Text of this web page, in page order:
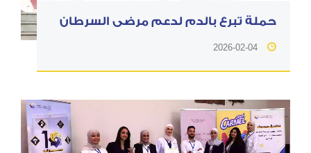
حملة تبرع بالدم لدعم مرضى السرطان
2026-02-04